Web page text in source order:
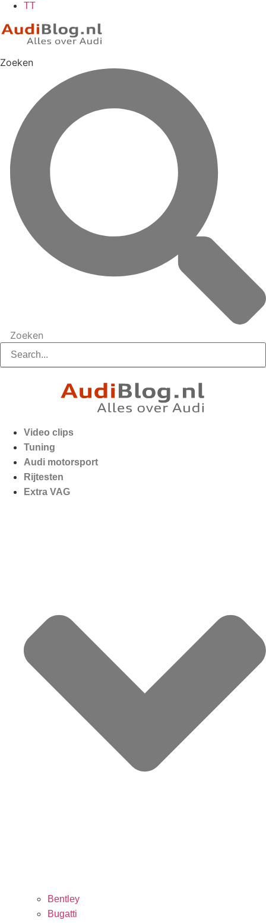
TT
Zoeken
Zoeken
Video clips
Tuning
Audi motorsport
Rijtesten
Extra VAG
Bentley
Bugatti